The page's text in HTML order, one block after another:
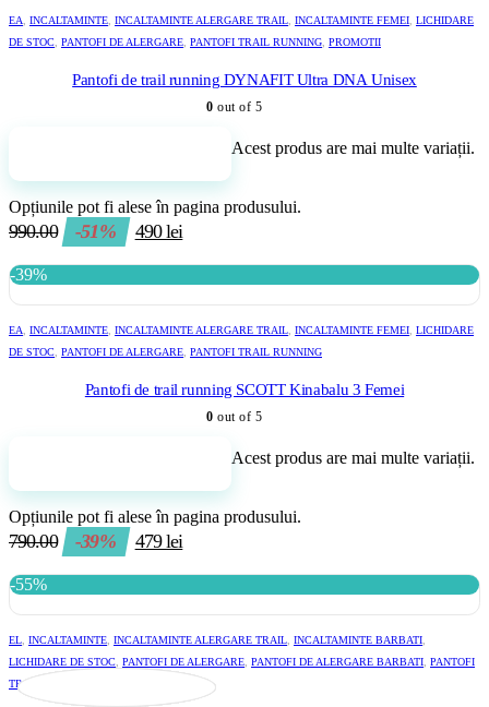
EA INCALTAMINTE INCALTAMINTE ALERGARE TRAIL INCALTAMINTE FEMEI LICHIDARE
DE STOC PANTOFI DE ALERGARE PANTOFI TRAIL RUNNING PROMOTII
Pantofi de trail running DYNAFIT Ultra DNA Unisex
0 out of 5
Acest produs are mai multe variații.
Opțiunile pot fi alese în pagina produsului.
990.00 -51% 490lei
-39%
EA INCALTAMINTE INCALTAMINTE ALERGARE TRAIL INCALTAMINTE FEMEI LICHIDARE
DE STOC PANTOFI DE ALERGARE PANTOFI TRAIL RUNNING
Pantofi de trail running SCOTT Kinabalu 3 Femei
0 out of 5
Acest produs are mai multe variații.
Opțiunile pot fi alese în pagina produsului.
790.00 -39% 479lei
-55%
EL INCALTAMINTE INCALTAMINTE ALERGARE TRAIL INCALTAMINTE BARBATI
LICHIDARE DE STOC PANTOFI DE ALERGARE PANTOFI DE ALERGARE BARBATI PANTOFI
TRAIL RUNNING